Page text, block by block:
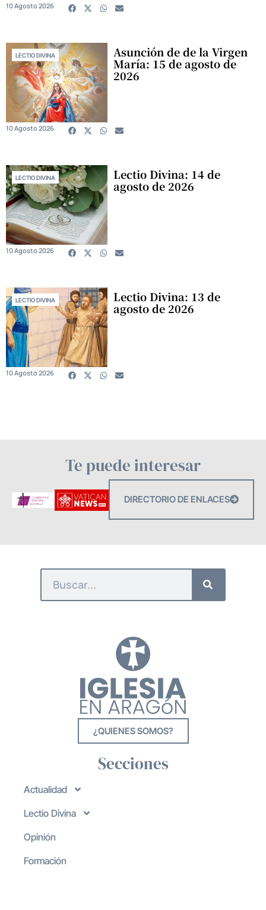
10 Agosto 2026
LECTIO DIVINA Asunción de de la Virgen
María: 15 de agosto de
2026
10 Agosto 2026
LECTIO DIVINA Lectio Divina: 14 de
agosto de 2026
10 Agosto 2026
LECTIO DIVINA Lectio Divina: 13 de
agosto de 2026
10 Agosto 2026
Te puede interesar
DIRECTORIO DE ENLACES
¿QUIENES SOMOS?
Secciones
Actualidad
Lectio Divina
Opinión
Formación